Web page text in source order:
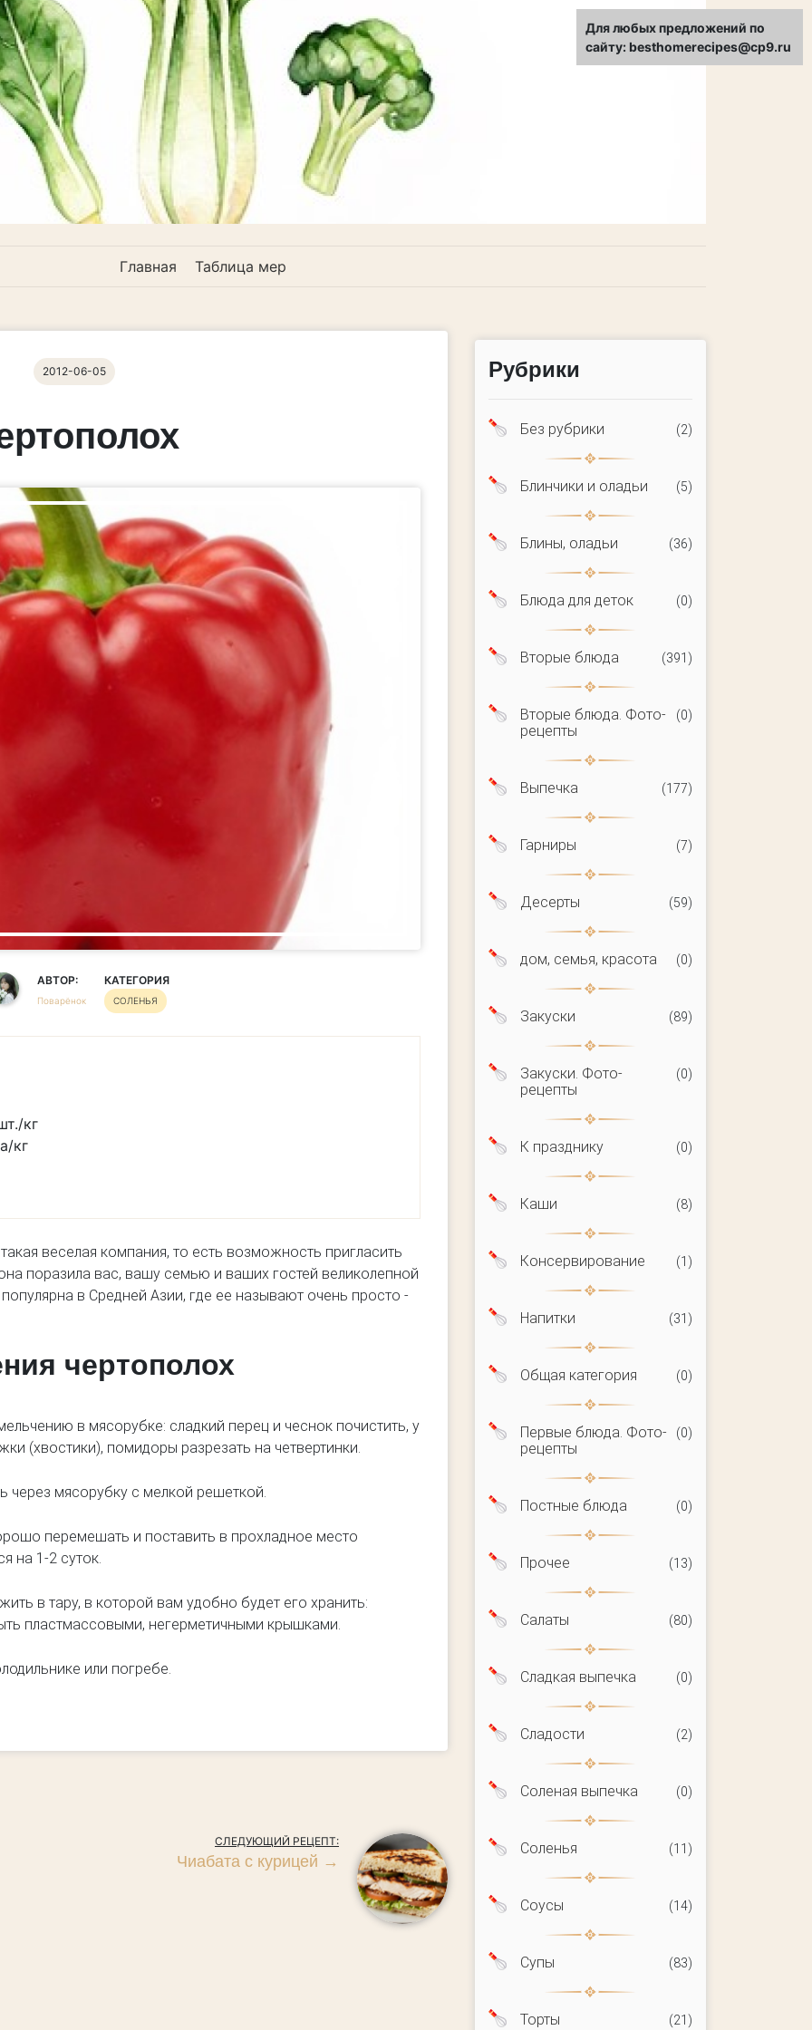
Главная Таблица мер
2012-06-05
АВТОР:
Поварёнок
КАТЕГОРИЯ
СОЛЕНЬЯ
кг
кг
веселая компания, то есть возможность пригласить
поразила вас, вашу семью и ваших гостей великолепной
в Средней Азии, где ее называют очень просто -
чертополох
в мясорубке: сладкий перец и чеснок почистить, у
(хвостики), помидоры разрезать на четвертинки.
через мясорубку с мелкой решеткой.
перемешать и поставить в прохладное место
на 1-2 суток.
в тару, в которой вам удобно будет его хранить:
пластмассовыми, негерметичными крышками.
или погребе.
СЛЕДУЮЩИЙ РЕЦЕПТ:
Чиабата с курицей →
Рубрики
Без рубрики (2)
Блинчики и оладьи (5)
Блины, оладьи (36)
Блюда для деток (0)
Вторые блюда (391)
Вторые блюда. Фото-
рецепты
(0)
Выпечка (177)
Гарниры (7)
Десерты (59)
дом, семья, красота (0)
Закуски (89)
Закуски. Фото-
рецепты
(0)
К празднику (0)
Каши (8)
Консервирование (1)
Напитки (31)
Общая категория (0)
Первые блюда. Фото-
рецепты
(0)
Постные блюда (0)
Прочее (13)
Салаты (80)
Сладкая выпечка (0)
Сладости (2)
Соленая выпечка (0)
Соленья (11)
Соусы (14)
Супы (83)
Торты (21)
Для любых предложений по
сайту: besthomerecipes@cp9.ru